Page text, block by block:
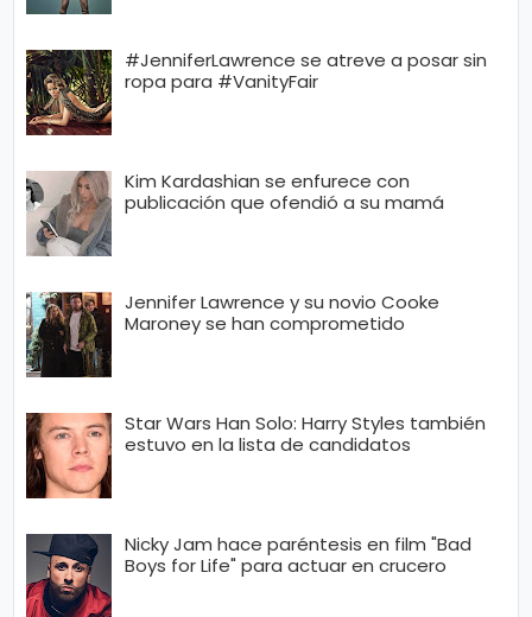
#JenniferLawrence se atreve a posar sin
ropa para #VanityFair
Kim Kardashian se enfurece con
publicación que ofendió a su mamá
Jennifer Lawrence y su novio Cooke
Maroney se han comprometido
Star Wars Han Solo: Harry Styles también
estuvo en la lista de candidatos
Nicky Jam hace paréntesis en film "Bad
Boys for Life" para actuar en crucero